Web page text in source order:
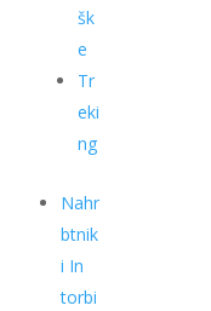
šk
e
Tr
eki
ng
Nahr
btnik
i In
torbi